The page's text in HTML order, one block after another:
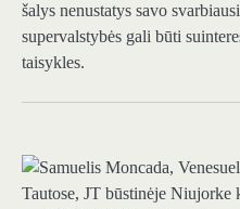
šalys nenustatys savo
supervalstybės gali būti
taisykles.